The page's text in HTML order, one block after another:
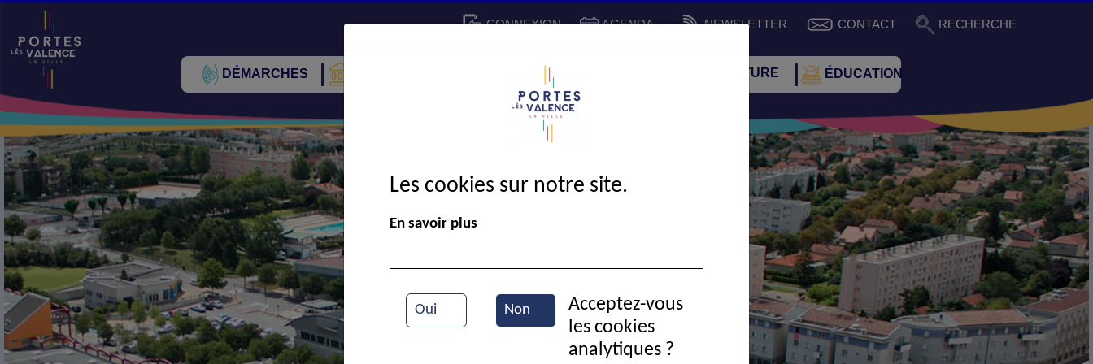
CONNEXION AGENDA NEWSLETTER CONTACT RECHERCHE
DÉMARCHES SPORT ET CULTURE ÉDUCATION
Vue aérienne de la ville
Précédent Suivant
Les cookies sur notre site.
En savoir plus
Oui Non
Acceptez-vous
les cookies
analytiques ?